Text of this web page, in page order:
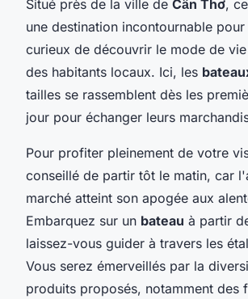
Situé près de la ville de Cần Thơ,
une destination incontournable
curieux de découvrir le mode de
des habitants locaux. Ici, les
tailles se rassemblent dès les
jour pour échanger leurs
Pour profiter pleinement de votre
conseillé de partir tôt le matin, car
marché atteint son apogée aux
Embarquez sur un bateau à partir
laissez-vous guider à travers les
Vous serez émerveillés par la
produits proposés, notamment des